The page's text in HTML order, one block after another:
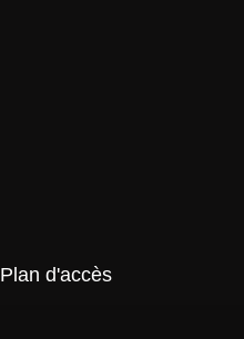
Plan d'accès